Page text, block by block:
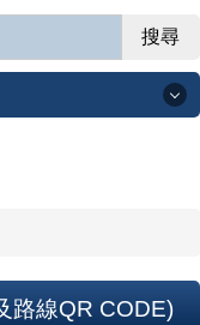
搜尋
路線QR CODE)